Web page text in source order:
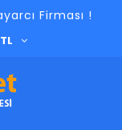
Firması !
TL